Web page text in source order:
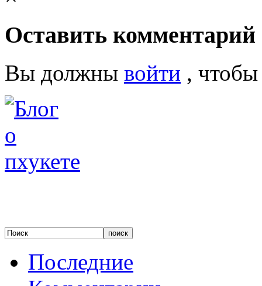
Оставить комментарий
Вы должны войти ,
Последние